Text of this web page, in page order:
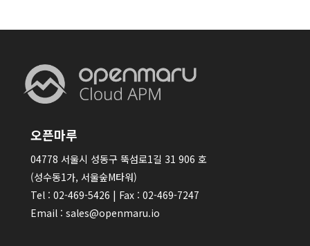
오픈마루
04778 서울시 성동구 뚝섬로1길 31 906 호
(성수동1가, 서울숲M타워)
Tel : 02-469-5426 | Fax : 02-469-7247
Email : sales@openmaru.io